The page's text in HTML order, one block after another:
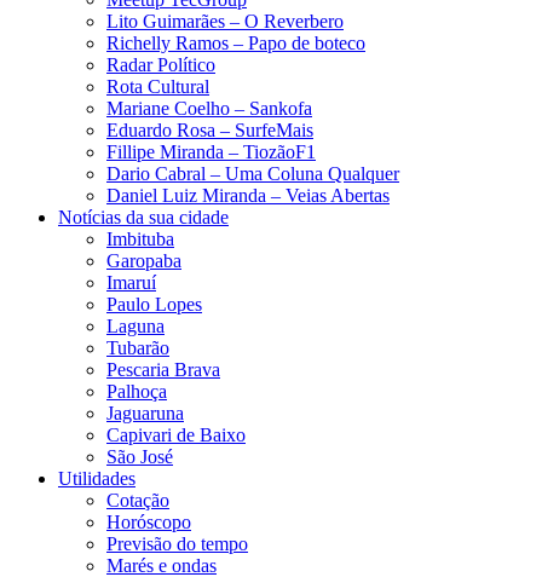
Lito Guimarães – O Reverbero
Richelly Ramos​ – Papo de boteco
Radar Político
Rota Cultural
Mariane Coelho – Sankofa
Eduardo Rosa​ – SurfeMais
Fillipe Miranda – TiozãoF1
Dario Cabral – Uma Coluna Qualquer
Daniel Luiz Miranda – Veias Abertas
Notícias da sua cidade
Imbituba
Garopaba
Imaruí
Paulo Lopes
Laguna
Tubarão
Pescaria Brava
Palhoça
Jaguaruna
Capivari de Baixo
São José
Utilidades
Cotação
Horóscopo
Previsão do tempo
Marés e ondas